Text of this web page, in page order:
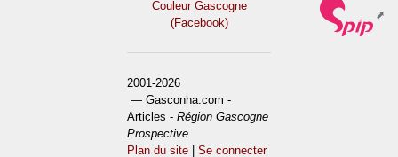
Couleur Gascogne
(Facebook)
2001-2026
— Gasconha.com -
Articles -Région Gascogne
Prospective
Plan du site |Se connecter